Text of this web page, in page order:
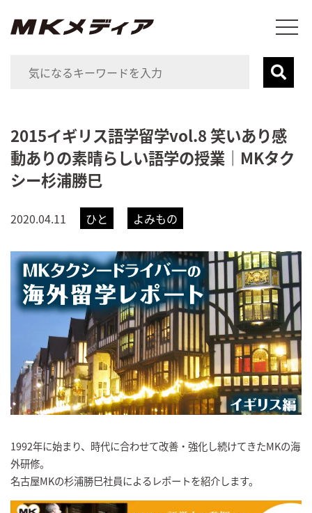
2015イギリス語学留学vol.8 笑いあり感
動ありの素晴らしい語学の授業｜MKタク
シー杉浦勝巳
2020.04.11 ひと よみもの
1992年に始まり、時代に合わせて改善・強化し続けてきたMKの海
外研修。
名古屋MKの杉浦勝巳社員によるレポートを紹介します。